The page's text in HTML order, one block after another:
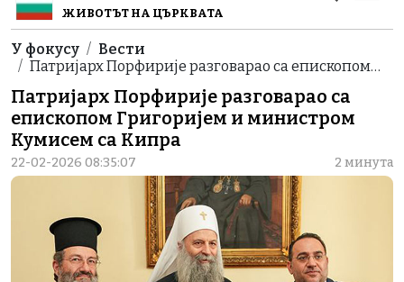
ЖИВОТЪТ НА ЦЪРКВАТА
Breadcrumb
У фокусу
Вести
Патријарх Порфирије разговарао са епископом…
Патријарх Порфирије разговарао са
епископом Григоријем и министром
Кумисем са Кипра
22-02-2026 08:35:07 2 минута